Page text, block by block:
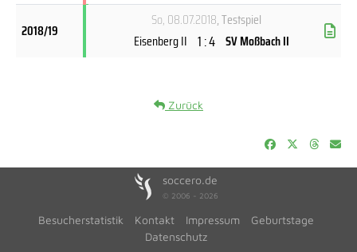
2018/19
So, 08.07.2018, Testspiel
Eisenberg II 1 : 4 SV Moßbach II
Zurück
soccero.de
© 2006 - 2026
Besucherstatistik Kontakt Impressum
Geburtstage
Datenschutz